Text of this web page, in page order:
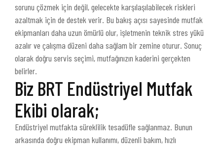
sorunu çözmek için değil, gelecekte karşılaşılabilecek riskleri
azaltmak için de destek verir. Bu bakış açısı sayesinde mutfak
ekipmanları daha uzun ömürlü olur, işletmenin teknik stres yükü
azalır ve çalışma düzeni daha sağlam bir zemine oturur. Sonuç
olarak doğru servis seçimi, mutfağınızın kaderini gerçekten
belirler.
Biz BRT Endüstriyel Mutfak
Ekibi olarak;
Endüstriyel mutfakta süreklilik tesadüfle sağlanmaz. Bunun
arkasında doğru ekipman kullanımı, düzenli bakım, hızlı